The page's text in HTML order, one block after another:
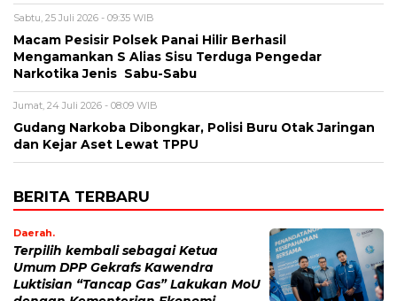
Sabtu, 25 Juli 2026 - 09:35 WIB
Macam Pesisir Polsek Panai Hilir Berhasil
Mengamankan S Alias Sisu Terduga Pengedar
Narkotika Jenis Sabu-Sabu
Jumat, 24 Juli 2026 - 08:09 WIB
Gudang Narkoba Dibongkar, Polisi Buru Otak Jaringan
dan Kejar Aset Lewat TPPU
BERITA TERBARU
Daerah.
Terpilih kembali sebagai Ketua
Umum DPP Gekrafs Kawendra
Luktisian “Tancap Gas” Lakukan MoU